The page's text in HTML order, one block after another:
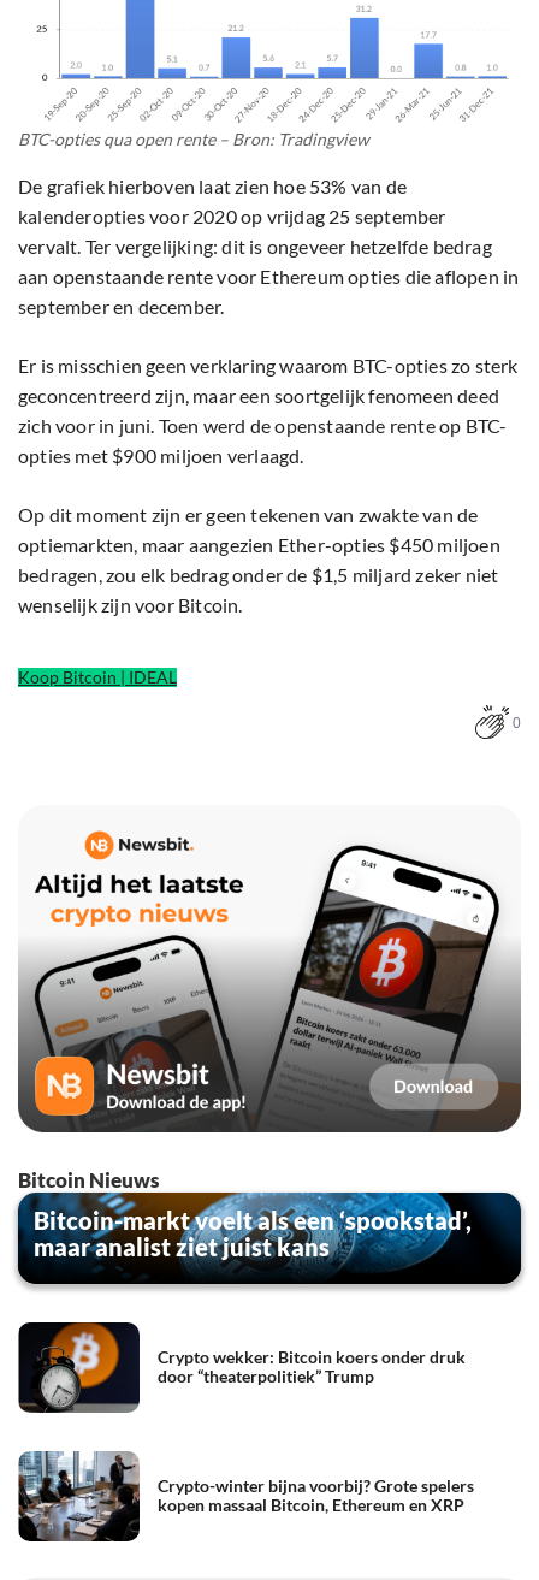
BTC-opties qua open rente – Bron: Tradingview
De grafiek hierboven laat zien hoe 53% van de
kalenderopties voor 2020 op vrijdag 25 september
vervalt. Ter vergelijking: dit is ongeveer hetzelfde bedrag
aan openstaande rente voor Ethereum opties die aflopen in
september en december.
Er is misschien geen verklaring waarom BTC-opties zo sterk
geconcentreerd zijn, maar een soortgelijk fenomeen deed
zich voor in juni. Toen werd de openstaande rente op BTC-
opties met $900 miljoen verlaagd.
Op dit moment zijn er geen tekenen van zwakte van de
optiemarkten, maar aangezien Ether-opties $450 miljoen
bedragen, zou elk bedrag onder de $1,5 miljard zeker niet
wenselijk zijn voor Bitcoin.
Koop Bitcoin | IDEAL
0
Bitcoin Nieuws
Bitcoin-markt voelt als een ‘spookstad’,
maar analist ziet juist kans
Crypto wekker: Bitcoin koers onder druk
door “theaterpolitiek” Trump
Crypto-winter bijna voorbij? Grote spelers
kopen massaal Bitcoin, Ethereum en XRP